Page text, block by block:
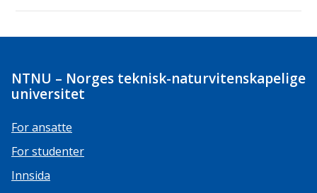
NTNU – Norges teknisk-naturvitenskapelige
universitet
For ansatte
For studenter
Innsida